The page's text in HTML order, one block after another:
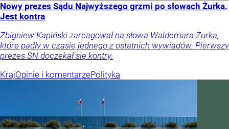
Nowy prezes Sądu Najwyższego grzmi po słowach Żurka.
Jest kontra
Zbigniew Kapiński zareagował na słowa Waldemara Żurka,
które padły w czasie jednego z ostatnich wywiadów. Pierwszy
prezes SN doczekał się kontry.
KrajOpinie i komentarzePolityka